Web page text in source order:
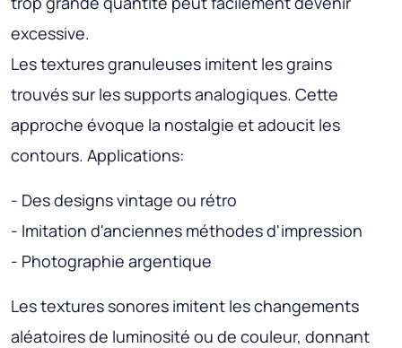
excessive.
Les textures granuleuses imitent les grains
trouvés sur les supports analogiques. Cette
approche évoque la nostalgie et adoucit les
contours. Applications:
- Des designs vintage ou rétro
- Imitation d'anciennes méthodes d'impression
- Photographie argentique
Les textures sonores imitent les changements
aléatoires de luminosité ou de couleur, donnant